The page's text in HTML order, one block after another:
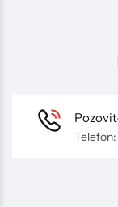
Telefon: